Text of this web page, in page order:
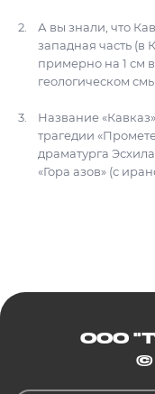
А вы знали, что
западная часть (в
примерно на 1 см
геологическом
Название
трагедии
драматурга
«Гора азов» (с
ООО
©